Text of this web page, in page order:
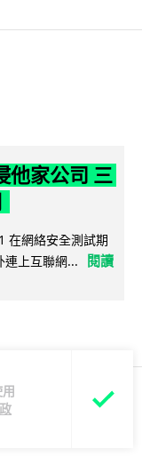
他家公司 三
在網絡安全測試期
上互聯網...
閱讀